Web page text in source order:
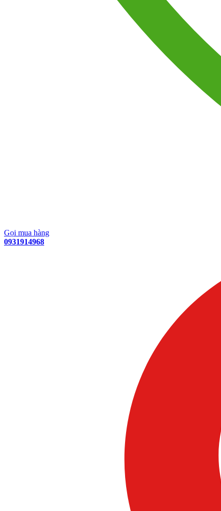
Gọi mua hàng
0931914968